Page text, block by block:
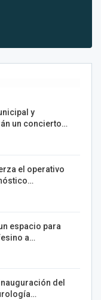
y
un concierto…
el operativo
espacio para
a…
del